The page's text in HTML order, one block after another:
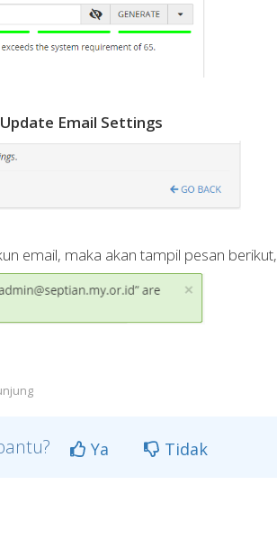
Update Email Settings
email, maka akan tampil pesan berikut,
Ya Tidak